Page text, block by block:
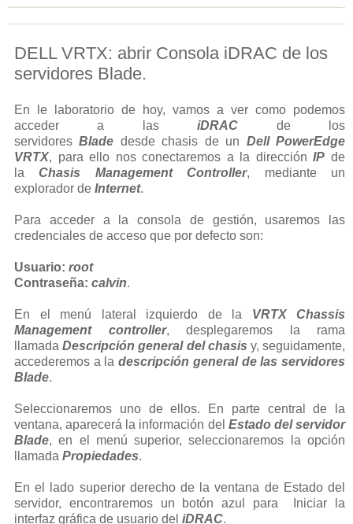
DELL VRTX: abrir Consola iDRAC de los
servidores Blade.
En le laboratorio de hoy, vamos a ver como podemos
acceder a lasiDRAC de los
servidoresBlade desde chasis de un Dell PowerEdge
VRTX, para ello nos conectaremos a la direcciónIPde
laChasis Management Controller, mediante un
explorador de Internet.
Para acceder a la consola de gestión, usaremos las
credenciales de acceso que por defecto son:
Usuario: root
Contraseña: calvin.
En el menú lateral izquierdo de la VRTX Chassis
Management controller, desplegaremos la rama
llamadaDescripción general del chasis y, seguidamente,
accederemos a ladescripción general de las servidores
Blade.
Seleccionaremos uno de ellos. En parte central de la
ventana, aparecerá la información del Estado del servidor
Blade, en el menú superior, seleccionaremos la opción
llamada Propiedades.
En el lado superior derecho de la ventana de Estado del
servidor, encontraremos un botón azul para Iniciar la
interfaz gráfica de usuario del iDRAC.